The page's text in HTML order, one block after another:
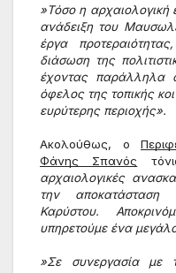
»Τόσο η αρχαιολογική
ανάδειξη του
έργα
διάσωση της
έχοντας παράλληλα
όφελος της τοπικής
ευρύτερης περιοχής».
Ακολούθως, ο
Φάνης Σπανός
αρχαιολογικές
την αποκατάσταση
Καρύστου.
υπηρετούμε ένα
»Σε συνεργασία με